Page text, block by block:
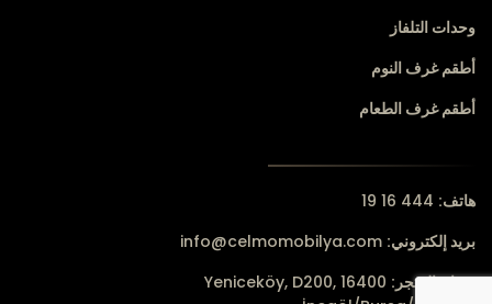
وحدات التلفاز
أطقم غرف النوم
أطقم غرف الطعام
هاتف:
بريد إلكتروني: info@celmomobilya.com
عنوان المتجر: